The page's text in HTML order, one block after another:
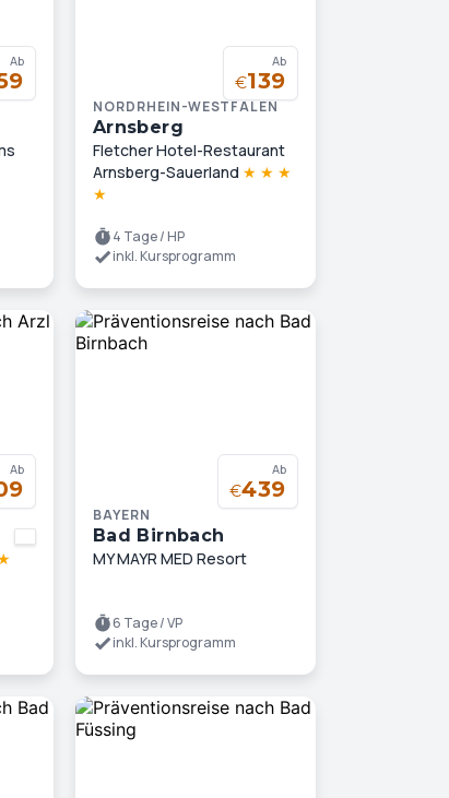
Ab Ab
€139
NORDRHEIN-WESTFALEN
Arnsberg
Fletcher Hotel-Restaurant
Arnsberg-Sauerland ★ ★ ★
★
4 Tage / HP
inkl. Kursprogramm
Ab Ab
€439
BAYERN
Bad Birnbach
MY MAYR MED Resort
6 Tage / VP
inkl. Kursprogramm